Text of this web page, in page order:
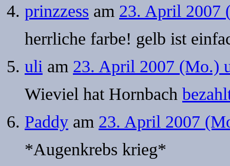
prinzzess am 23. April 2007
herrliche farbe! gelb ist
uli am 23. April 2007 (Mo.)
Wieviel hat Hornbach
Paddy am 23. April 2007
*Augenkrebs krieg*